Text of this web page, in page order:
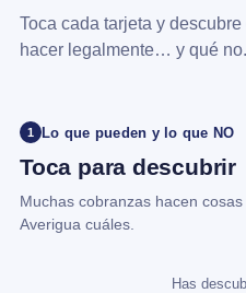
Toca cada tarjeta y
hacer legalmente… y qué
1 Lo que pueden y lo que NO
Toca para descubrir
Muchas cobranzas hacen
Averigua cuáles.
Has